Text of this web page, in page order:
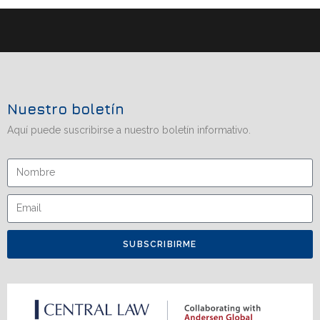
Nuestro boletín
Aquí puede suscribirse a nuestro boletín informativo.
SUBSCRIBIRME